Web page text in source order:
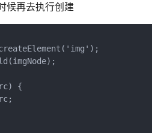
候再去执行创建
{